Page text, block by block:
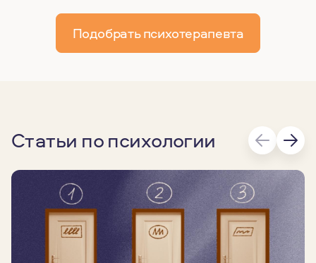
Подобрать психотерапевта
Статьи по психологии